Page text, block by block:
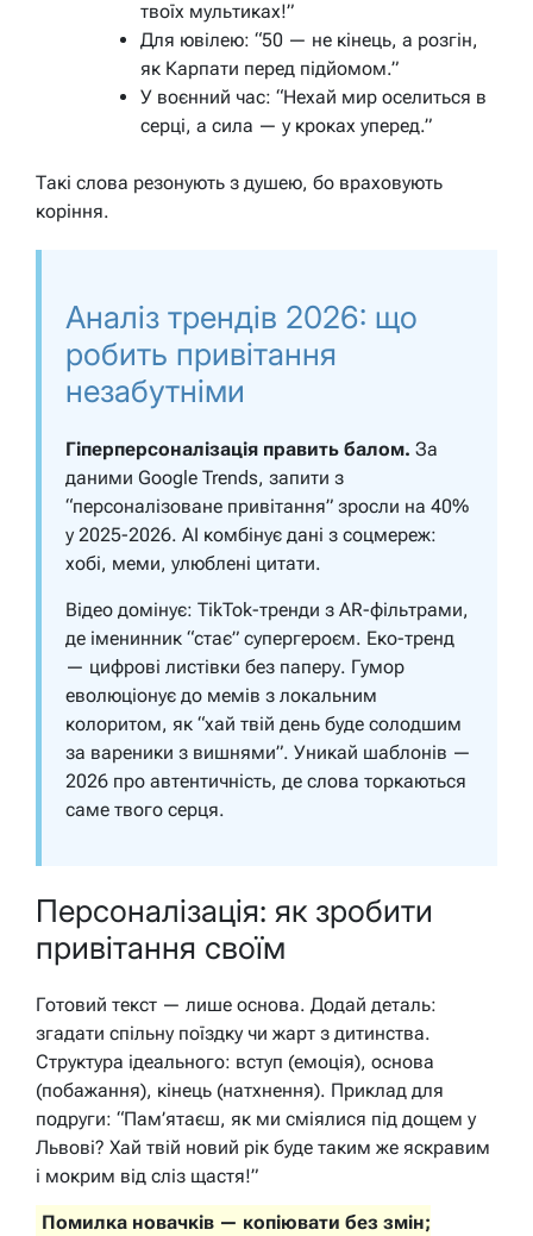
твоїх мультиках!”
Для ювілею: “50 — не кінець, а розгін,
як Карпати перед підйомом.”
У воєнний час: “Нехай мир оселиться в
серці, а сила — у кроках уперед.”
Такі слова резонують з душею, бо враховують
коріння.
Аналіз трендів 2026: що
робить привітання
незабутніми
Гіперперсоналізація править балом. За
даними Google Trends, запити з
“персоналізоване привітання” зросли на 40%
у 2025-2026. AI комбінує дані з соцмереж:
хобі, меми, улюблені цитати.
Відео домінує: TikTok-тренди з AR-фільтрами,
де іменинник “стає” супергероєм. Еко-тренд
— цифрові листівки без паперу. Гумор
еволюціонує до мемів з локальним
колоритом, як “хай твій день буде солодшим
за вареники з вишнями”. Уникай шаблонів —
2026 про автентичність, де слова торкаються
саме твого серця.
Персоналізація: як зробити
привітання своїм
Готовий текст — лише основа. Додай деталь:
згадати спільну поїздку чи жарт з дитинства.
Структура ідеального: вступ (емоція), основа
(побажання), кінець (натхнення). Приклад для
подруги: “Пам’ятаєш, як ми сміялися під дощем у
Львові? Хай твій новий рік буде таким же яскравим
і мокрим від сліз щастя!”
Помилка новачків — копіювати без змін;